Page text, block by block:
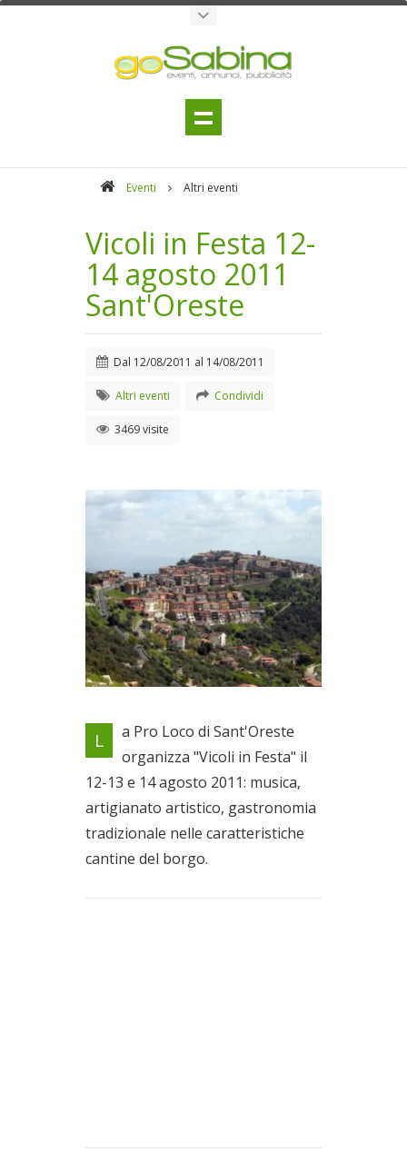
Eventi Altri eventi
Vicoli in Festa 12-
14 agosto 2011
Sant'Oreste
Dal 12/08/2011 al 14/08/2011
Altri eventi Condividi
3469 visite
Locandina evento
Dal 12/08/2011 al
14/08/2011
L
a Pro Loco di Sant'Oreste
organizza "Vicoli in Festa" il
12-13 e 14 agosto 2011: musica,
artigianato artistico, gastronomia
tradizionale nelle caratteristiche
cantine del borgo.